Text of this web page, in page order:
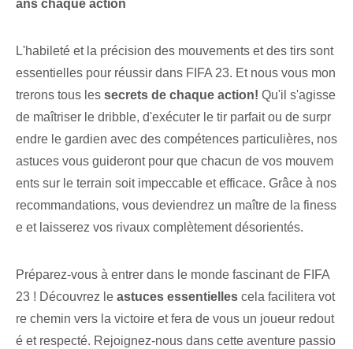
ans chaque action
L'habileté et la précision des mouvements et des tirs sont
essentielles pour réussir dans FIFA 23. Et nous vous mon
trerons tous les secrets de chaque action! Qu'il s'agisse
de maîtriser le dribble, d'exécuter le tir parfait ou de surpr
endre le gardien avec des compétences particulières, nos
astuces vous guideront pour que chacun de vos mouvem
ents sur le terrain soit impeccable et efficace. Grâce à nos
recommandations, vous deviendrez un maître de la finess
e et laisserez vos rivaux complètement désorientés.
Préparez-vous à entrer dans le monde fascinant⁤ de FIFA
23 ! Découvrez ‌le astuces essentielles⁤ cela facilitera vot
re chemin vers la victoire et fera de vous un joueur redout
é et respecté. Rejoignez-nous dans cette aventure passio